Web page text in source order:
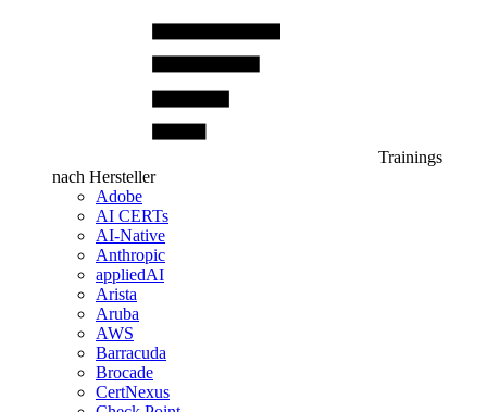
Trainings
nach Hersteller
Adobe
AI CERTs
AI-Native
Anthropic
appliedAI
Arista
Aruba
AWS
Barracuda
Brocade
CertNexus